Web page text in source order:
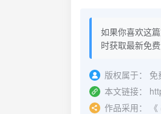
如果你喜欢这
时获取最新免费
版权属于：
免
本文链接：
作品采用：
《